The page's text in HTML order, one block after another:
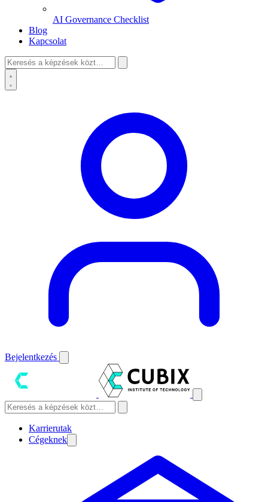
AI Governance Checklist
Blog
Kapcsolat
Bejelentkezés
Karrierutak
Cégeknek